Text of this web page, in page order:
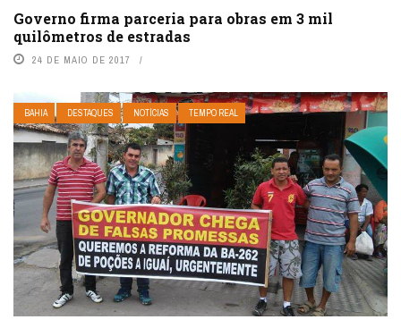
Governo firma parceria para obras em 3 mil
quilômetros de estradas
24 DE MAIO DE 2017
BAHIA DESTAQUES NOTÍCIAS TEMPO REAL